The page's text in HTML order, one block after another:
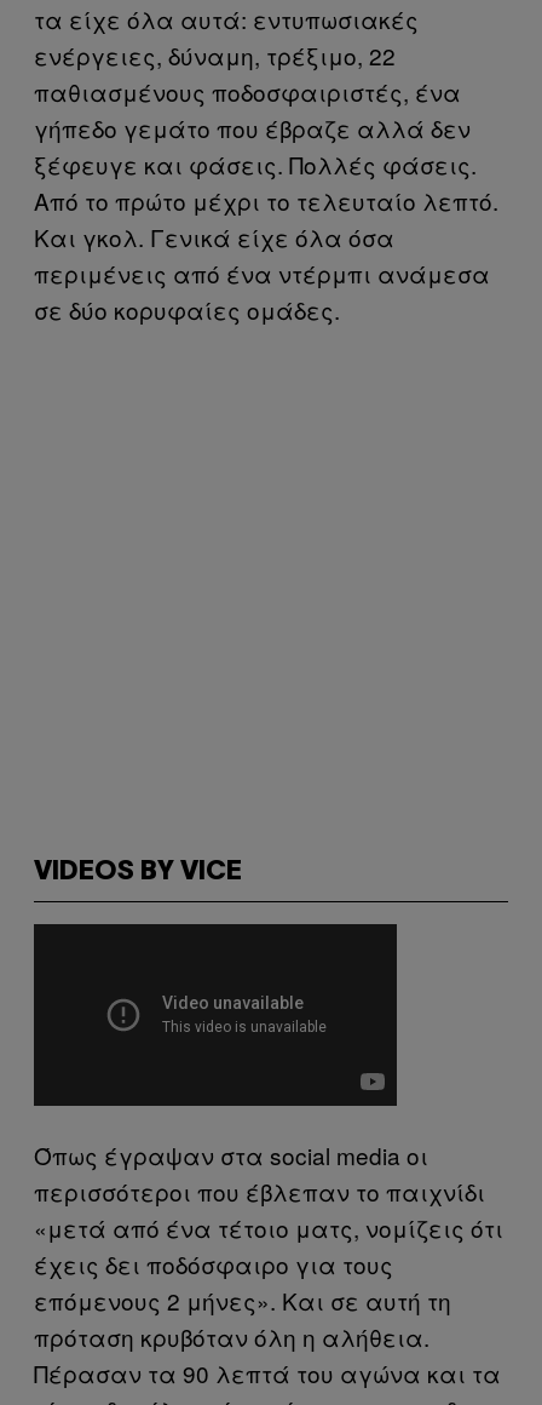
τα είχε όλα αυτά: εντυπωσιακές
ενέργειες, δύναμη, τρέξιμο, 22
παθιασμένους ποδοσφαιριστές, ένα
γήπεδο γεμάτο που έβραζε αλλά δεν
ξέφευγε και φάσεις. Πολλές φάσεις.
Από το πρώτο μέχρι το τελευταίο λεπτό.
Και γκολ. Γενικά είχε όλα όσα
περιμένεις από ένα ντέρμπι ανάμεσα
σε δύο κορυφαίες ομάδες.
VIDEOS BY VICE
Όπως έγραψαν στα social media οι
περισσότεροι που έβλεπαν το παιχνίδι
«μετά από ένα τέτοιο ματς, νομίζεις ότι
έχεις δει ποδόσφαιρο για τους
επόμενους 2 μήνες». Και σε αυτή τη
πρόταση κρυβόταν όλη η αλήθεια.
Πέρασαν τα 90 λεπτά του αγώνα και τα